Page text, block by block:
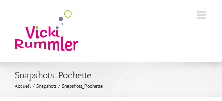
Snapshots_Pochette
Accueil Snapshots Snapshots_Pochette